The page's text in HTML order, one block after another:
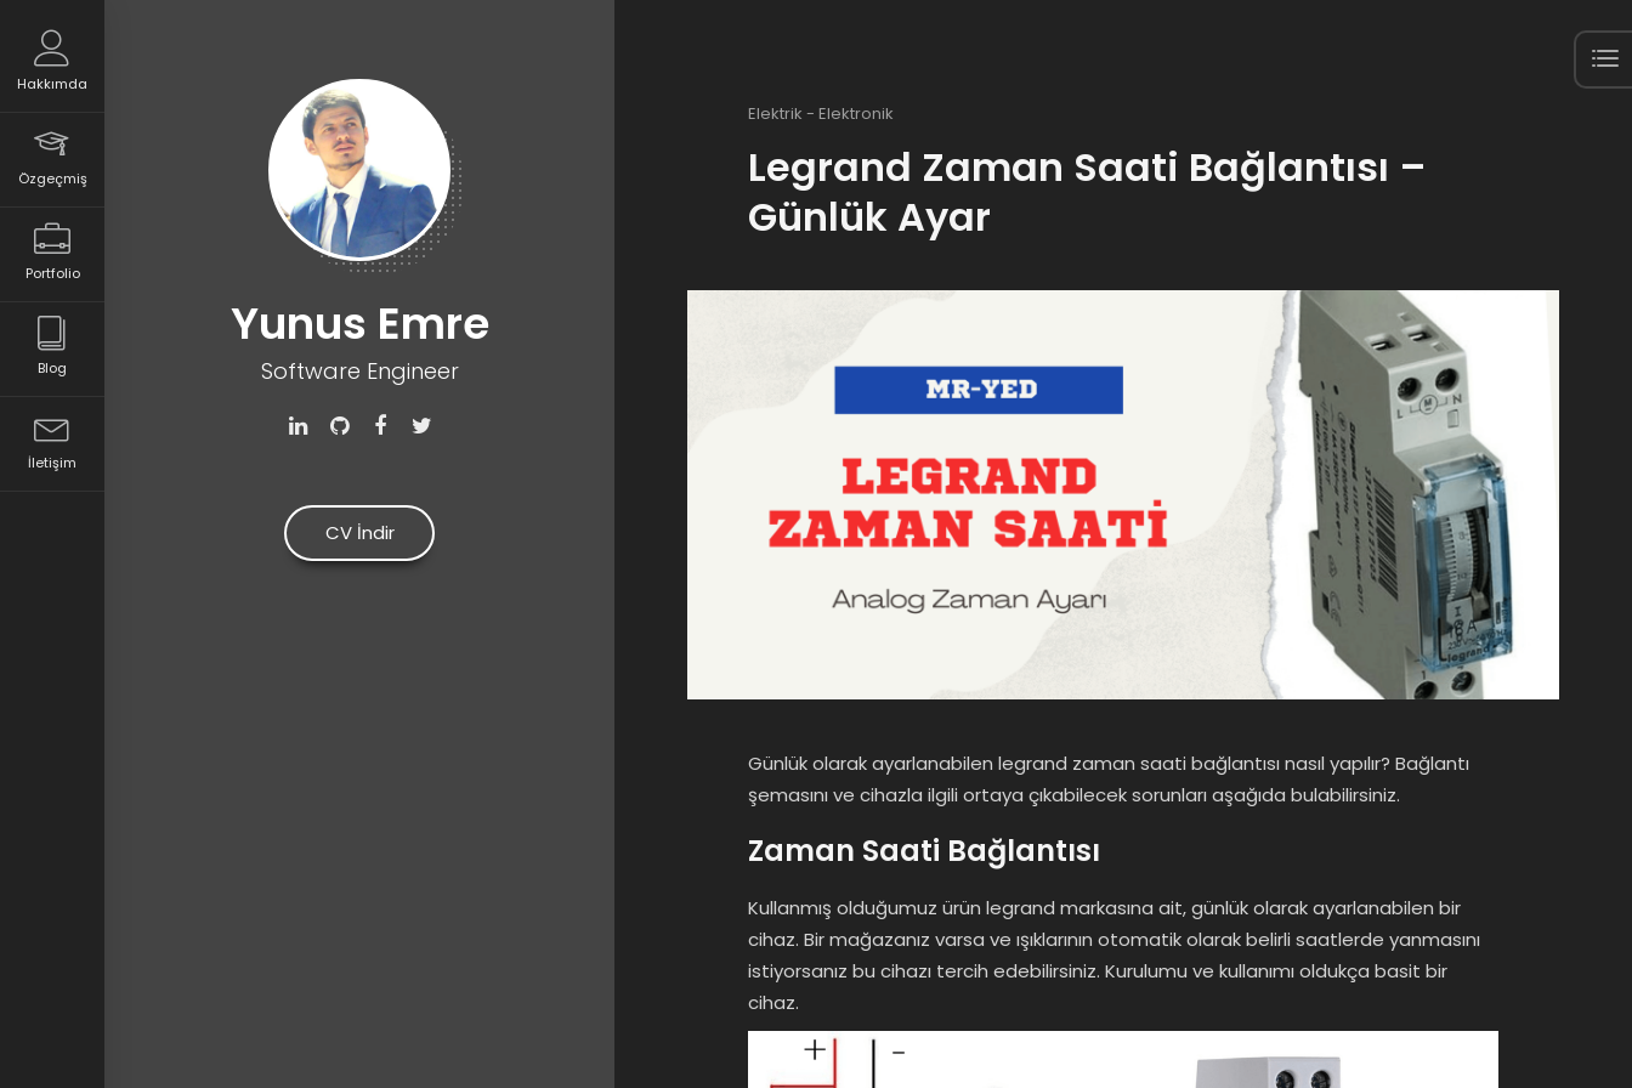
Yunus Emre
Software Engineer
Hakkımda
Özgeçmiş
Portfolio
Blog
İletişim
CV İndir
Elektrik - Elektronik
Legrand Zaman Saati Bağlantısı –
Günlük Ayar
Günlük olarak ayarlanabilen legrand zaman saati bağlantısı nasıl yapılır? Bağlantı
şemasını ve cihazla ilgili ortaya çıkabilecek sorunları aşağıda bulabilirsiniz.
Zaman Saati Bağlantısı
Kullanmış olduğumuz ürün legrand markasına ait, günlük olarak ayarlanabilen bir
cihaz. Bir mağazanız varsa ve ışıklarının otomatik olarak belirli saatlerde yanmasını
istiyorsanız bu cihazı tercih edebilirsiniz. Kurulumu ve kullanımı oldukça basit bir
cihaz.